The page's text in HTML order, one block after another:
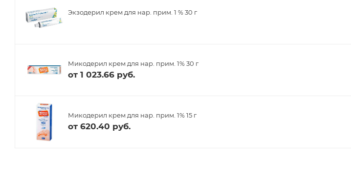
Экзодерил крем для нар. прим. 1 % 30 г
Микодерил крем для нар. прим. 1% 30 г
от 1 023.66 руб.
Микодерил крем для нар. прим. 1% 15 г
от 620.40 руб.